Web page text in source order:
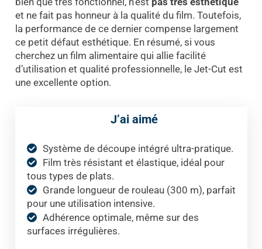
et ne fait pas honneur à la qualité du film. Toutefois,
la performance de ce dernier compense largement
ce petit défaut esthétique. En résumé, si vous
cherchez un film alimentaire qui allie facilité
d’utilisation et qualité professionnelle, le Jet-Cut est
une excellente option.
J’ai aimé
Système de découpe intégré ultra-pratique.
Film très résistant et élastique, idéal pour
tous types de plats.
Grande longueur de rouleau (300 m), parfait
pour une utilisation intensive.
Adhérence optimale, même sur des
surfaces irrégulières.